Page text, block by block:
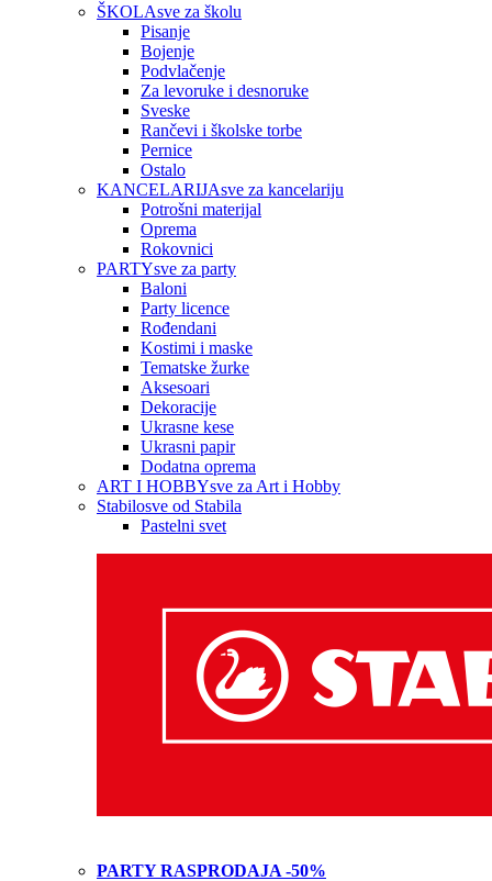
ŠKOLAsve za školu
Pisanje
Bojenje
Podvlačenje
Za levoruke i desnoruke
Sveske
Rančevi i školske torbe
Pernice
Ostalo
KANCELARIJAsve za kancelariju
Potrošni materijal
Oprema
Rokovnici
PARTYsve za party
Baloni
Party licence
Rođendani
Kostimi i maske
Tematske žurke
Aksesoari
Dekoracije
Ukrasne kese
Ukrasni papir
Dodatna oprema
ART I HOBBYsve za Art i Hobby
Stabilosve od Stabila
Pastelni svet
PARTY RASPRODAJA -50%